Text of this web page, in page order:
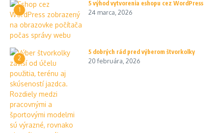
1
5 výhod vytvorenia eshopu cez WordPress
24 marca, 2026
2
5 dobrých rád pred výberom štvorkolky
20 februára, 2026